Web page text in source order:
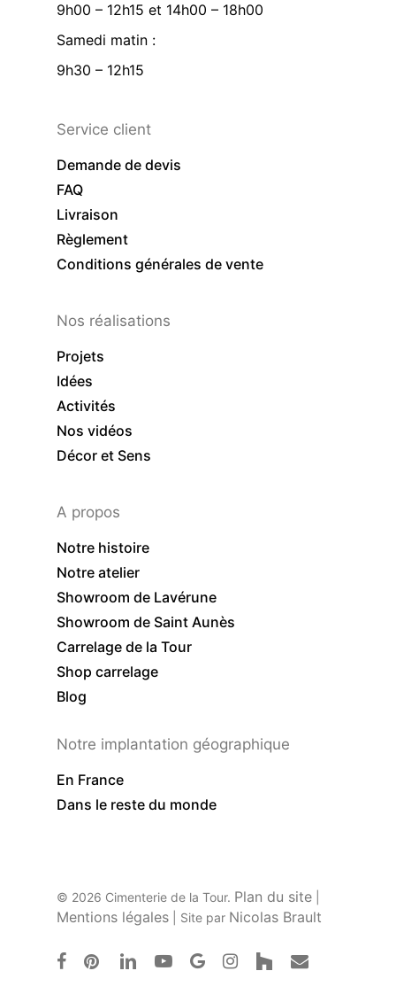
9h00 – 12h15 et 14h00 – 18h00
Samedi matin :
9h30 – 12h15
Service client
Demande de devis
FAQ
Livraison
Règlement
Conditions générales de vente
Nos réalisations
Projets
Idées
Activités
Nos vidéos
Décor et Sens
A propos
Notre histoire
Notre atelier
Showroom de Lavérune
Showroom de Saint Aunès
Carrelage de la Tour
Shop carrelage
Blog
Notre implantation géographique
En France
Dans le reste du monde
© 2026 Cimenterie de la Tour. Plan du site
Mentions légales | Site par Nicolas Brault
facebookpinterestlinkedinyoutubegoogle-instagramhouzzemail